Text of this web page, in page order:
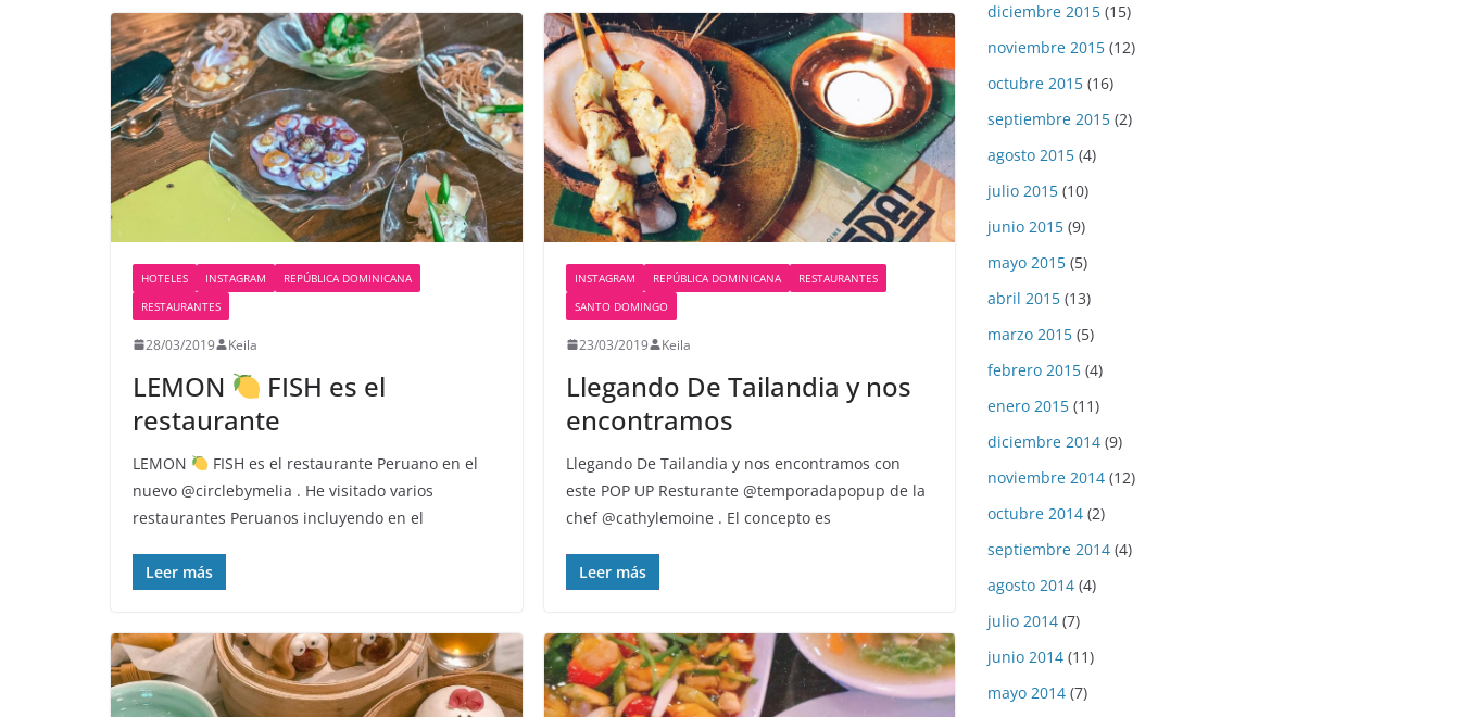
HOTELES INSTAGRAM
REPÚBLICA DOMINICANA
RESTAURANTES
28/03/2019 Keila
LEMON
FISH es el
restaurante
LEMON
FISH es el restaurante Peruano en el
nuevo @circlebymelia . He visitado varios
restaurantes Peruanos incluyendo en el
Leer más
INSTAGRAM REPÚBLICA DOMINICANA
RESTAURANTES
SANTO DOMINGO
23/03/2019 Keila
Llegando De Tailandia y nos
encontramos
Llegando De Tailandia y nos encontramos con
este POP UP Resturante @temporadapopup de la
chef @cathylemoine . El concepto es
Leer más
diciembre 2015 (15)
noviembre 2015 (12)
octubre 2015 (16)
septiembre 2015 (2)
agosto 2015 (4)
julio 2015 (10)
junio 2015 (9)
mayo 2015 (5)
abril 2015 (13)
marzo 2015 (5)
febrero 2015 (4)
enero 2015 (11)
diciembre 2014 (9)
noviembre 2014 (12)
octubre 2014 (2)
septiembre 2014 (4)
agosto 2014 (4)
julio 2014 (7)
junio 2014 (11)
mayo 2014 (7)